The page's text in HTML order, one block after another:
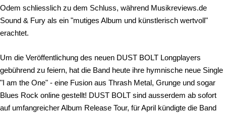
Odem schliesslich zu dem Schluss, während Musikreviews.de
Sound & Fury als ein "mutiges Album und künstlerisch wertvoll"
erachtet.
Um die Veröffentlichung des neuen DUST BOLT Longplayers
gebührend zu feiern, hat die Band heute ihre hymnische neue Single
"I am the One" - eine Fusion aus Thrash Metal, Grunge und sogar
Blues Rock online gestellt! DUST BOLT sind ausserdem ab sofort
auf umfangreicher Album Release Tour, für April kündigte die Band